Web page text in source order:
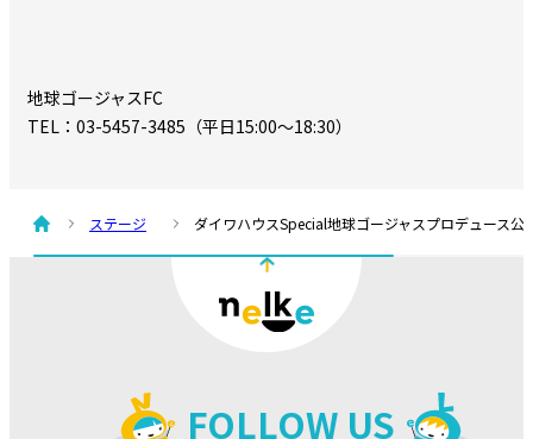
地球ゴージャスFC
TEL：03-5457-3485（平日15:00～18:30）
ステージ ダイワハウスSpecial地球ゴージャスプロデュース公
FOLLOW US